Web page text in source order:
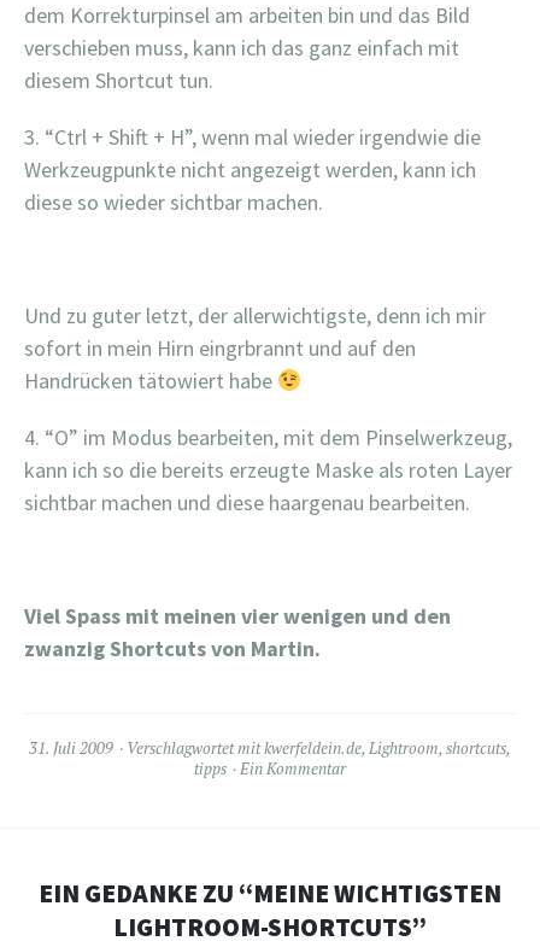
dem Korrekturpinsel am arbeiten bin und das Bild
verschieben muss, kann ich das ganz einfach mit
diesem Shortcut tun.
3. “Ctrl + Shift + H”, wenn mal wieder irgendwie die
Werkzeugpunkte nicht angezeigt werden, kann ich
diese so wieder sichtbar machen.
Und zu guter letzt, der allerwichtigste, denn ich mir
sofort in mein Hirn eingrbrannt und auf den
Handrücken tätowiert habe
4. “O” im Modus bearbeiten, mit dem Pinselwerkzeug,
kann ich so die bereits erzeugte Maske als roten Layer
sichtbar machen und diese haargenau bearbeiten.
Viel Spass mit meinen vier wenigen und den
zwanzig Shortcuts von Martin.
31. Juli 2009 Verschlagwortet mitkwerfeldein.de, Lightroom, shortcuts,
tipps
Ein Kommentar
EIN GEDANKE ZU “MEINE WICHTIGSTEN
LIGHTROOM-SHORTCUTS”